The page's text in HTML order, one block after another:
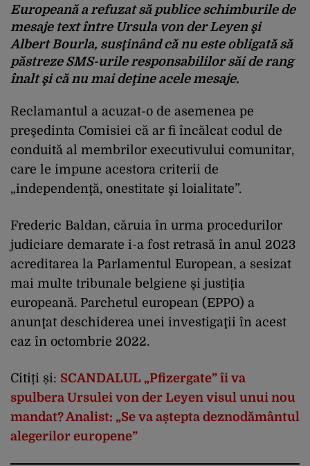
Europeană a refuzat să publice schimburile de
mesaje text între Ursula von der Leyen şi
Albert Bourla, susţinând că nu este obligată să
păstreze SMS-urile responsabililor săi de rang
înalt şi că nu mai deţine acele mesaje.
Reclamantul a acuzat-o de asemenea pe
preşedinta Comisiei că ar fi încălcat codul de
conduită al membrilor executivului comunitar,
care le impune acestora criterii de
„independenţă, onestitate şi loialitate”.
Frederic Baldan, căruia în urma procedurilor
judiciare demarate i-a fost retrasă în anul 2023
acreditarea la Parlamentul European, a sesizat
mai multe tribunale belgiene şi justiţia
europeană. Parchetul european (EPPO) a
anunţat deschiderea unei investigaţii în acest
caz în octombrie 2022.
Citiți și: SCANDALUL „Pfizergate” îi va
spulbera Ursulei von der Leyen visul unui nou
mandat? Analist: „Se va aștepta deznodământul
alegerilor europene”